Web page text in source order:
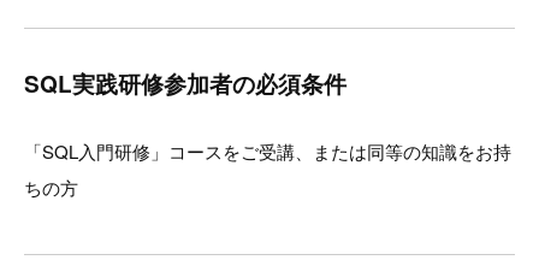
SQL実践研修参加者の必須条件
「SQL入門研修」コースをご受講、または同等の知識をお持
ちの方